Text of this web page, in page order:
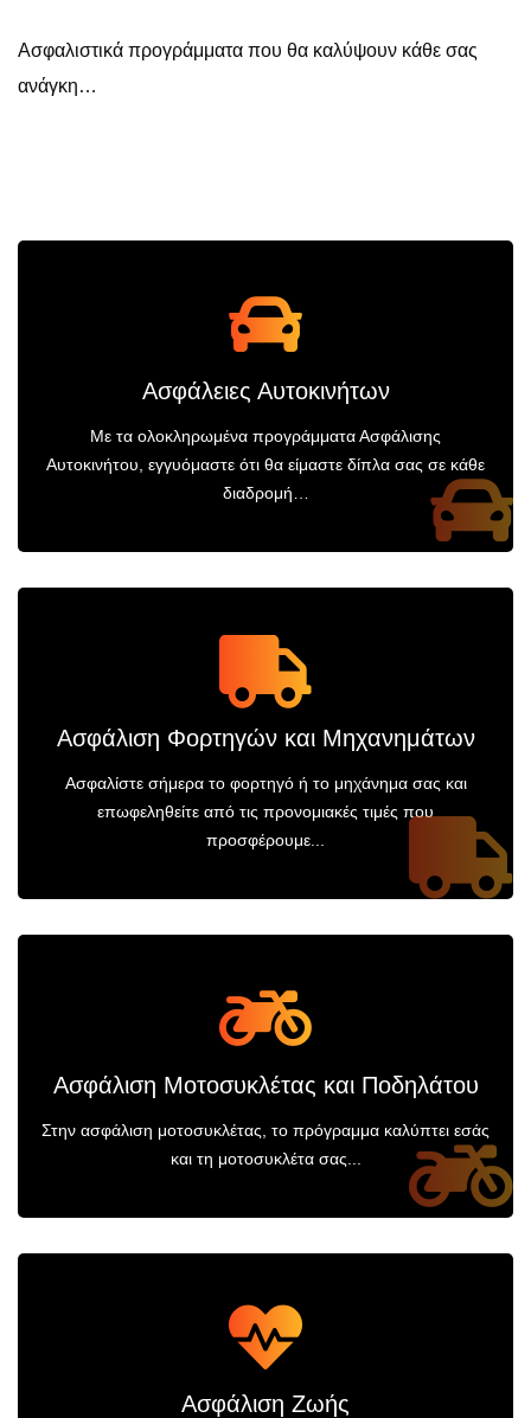
Ασφαλιστικά προγράμματα που θα καλύψουν κάθε σας
ανάγκη…
Ασφάλειες Αυτοκινήτων
Με τα ολοκληρωμένα προγράμματα Ασφάλισης
Αυτοκινήτου, εγγυόμαστε ότι θα είμαστε δίπλα σας σε κάθε
διαδρομή…
Ασφάλιση Φορτηγών και Μηχανημάτων
Ασφαλίστε σήμερα το φορτηγό ή το μηχάνημα σας και
επωφεληθείτε από τις προνομιακές τιμές που
προσφέρουμε...
Ασφάλιση Μοτοσυκλέτας και Ποδηλάτου
Στην ασφάλιση μοτοσυκλέτας, το πρόγραμμα καλύπτει εσάς
και τη μοτοσυκλέτα σας...
Ασφάλιση Ζωής